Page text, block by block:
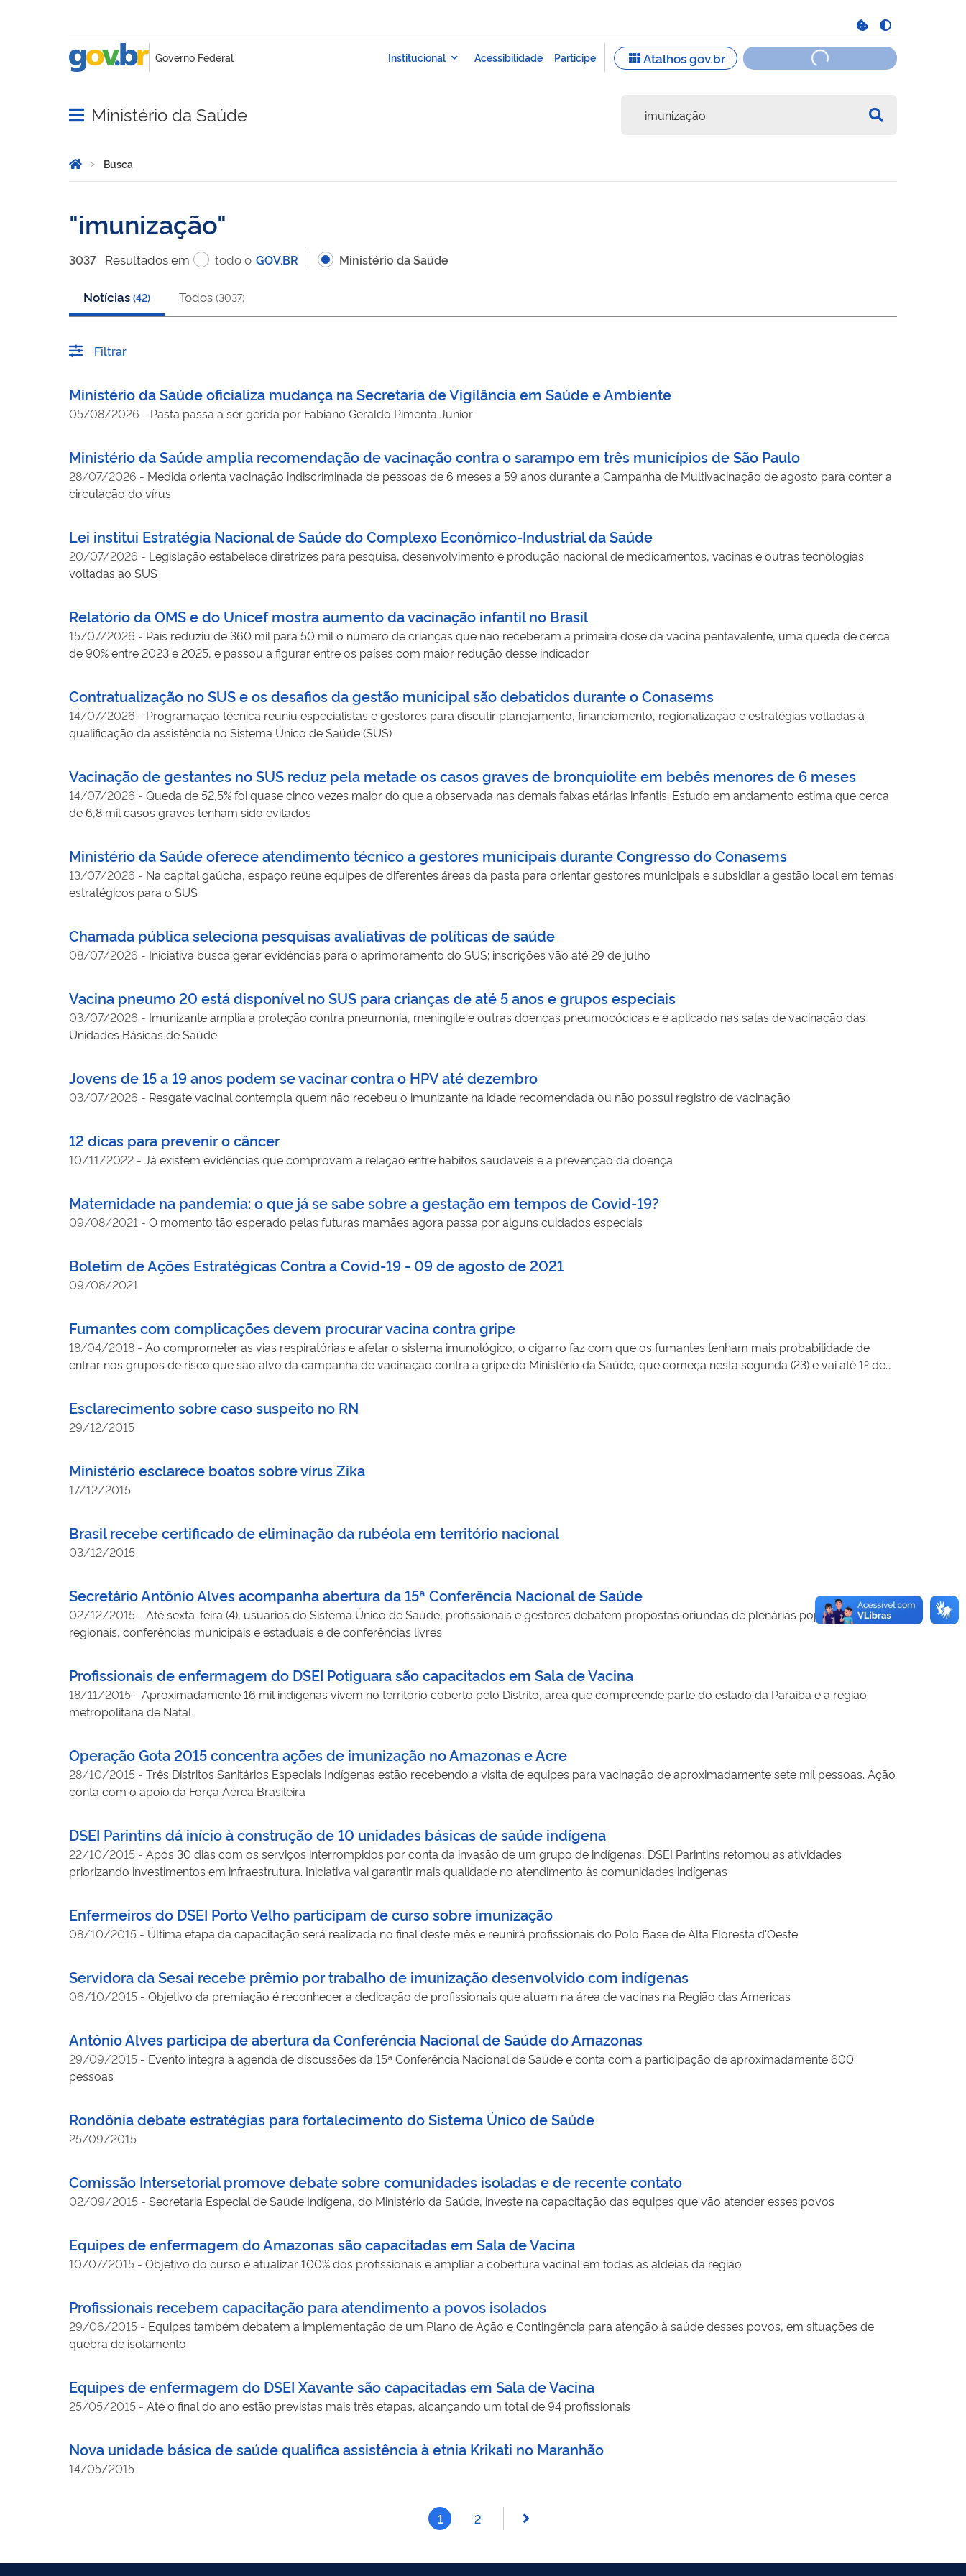
Abrir menu principal de navegação
Ministério da Saúde
Você está aqui:
Página Inicial
Busca
imunização
3037 Resultadosem todo o GOV.BR Ministério da Saúde
Notícias (42) Todos (3037)
Filtrar
Ministério da Saúde oficializa mudança na Secretaria de Vigilância em Saúde e Ambiente
05/08/2026 - Pasta passa a ser gerida por Fabiano Geraldo Pimenta Junior
Ministério da Saúde amplia recomendação de vacinação contra o sarampo em três municípios de São Paulo
28/07/2026 - Medida orienta vacinação indiscriminada de pessoas de 6 meses a 59 anos durante a Campanha de Multivacinação de agosto para conter a
circulação do vírus
Lei institui Estratégia Nacional de Saúde do Complexo Econômico-Industrial da Saúde
20/07/2026 - Legislação estabelece diretrizes para pesquisa, desenvolvimento e produção nacional de medicamentos, vacinas e outras tecnologias
voltadas ao SUS
Relatório da OMS e do Unicef mostra aumento da vacinação infantil no Brasil
15/07/2026 - País reduziu de 360 mil para 50 mil o número de crianças que não receberam a primeira dose da vacina pentavalente, uma queda de cerca
de 90% entre 2023 e 2025, e passou a figurar entre os países com maior redução desse indicador
Contratualização no SUS e os desafios da gestão municipal são debatidos durante o Conasems
14/07/2026 - Programação técnica reuniu especialistas e gestores para discutir planejamento, financiamento, regionalização e estratégias voltadas à
qualificação da assistência no Sistema Único de Saúde (SUS)
Vacinação de gestantes no SUS reduz pela metade os casos graves de bronquiolite em bebês menores de 6 meses
14/07/2026 - Queda de 52,5% foi quase cinco vezes maior do que a observada nas demais faixas etárias infantis. Estudo em andamento estima que cerca
de 6,8 mil casos graves tenham sido evitados
Ministério da Saúde oferece atendimento técnico a gestores municipais durante Congresso do Conasems
13/07/2026 - Na capital gaúcha, espaço reúne equipes de diferentes áreas da pasta para orientar gestores municipais e subsidiar a gestão local em temas
estratégicos para o SUS
Chamada pública seleciona pesquisas avaliativas de políticas de saúde
08/07/2026 - Iniciativa busca gerar evidências para o aprimoramento do SUS; inscrições vão até 29 de julho
Vacina pneumo 20 está disponível no SUS para crianças de até 5 anos e grupos especiais
03/07/2026 - Imunizante amplia a proteção contra pneumonia, meningite e outras doenças pneumocócicas e é aplicado nas salas de vacinação das
Unidades Básicas de Saúde
Jovens de 15 a 19 anos podem se vacinar contra o HPV até dezembro
03/07/2026 - Resgate vacinal contempla quem não recebeu o imunizante na idade recomendada ou não possui registro de vacinação
12 dicas para prevenir o câncer
10/11/2022 - Já existem evidências que comprovam a relação entre hábitos saudáveis e a prevenção da doença
Maternidade na pandemia: o que já se sabe sobre a gestação em tempos de Covid-19?
09/08/2021 - O momento tão esperado pelas futuras mamães agora passa por alguns cuidados especiais
Boletim de Ações Estratégicas Contra a Covid-19 - 09 de agosto de 2021
09/08/2021
Fumantes com complicações devem procurar vacina contra gripe
18/04/2018 - Ao comprometer as vias respiratórias e afetar o sistema imunológico, o cigarro faz com que os fumantes tenham mais probabilidade de
entrar nos grupos de risco que são alvo da campanha de vacinação contra a gripe do Ministério da Saúde, que começa nesta segunda (23) e vai até 1º de
Esclarecimento sobre caso suspeito no RN
29/12/2015
Ministério esclarece boatos sobre vírus Zika
17/12/2015
Brasil recebe certificado de eliminação da rubéola em território nacional
03/12/2015
Secretário Antônio Alves acompanha abertura da 15ª Conferência Nacional de Saúde
02/12/2015 - Até sexta-feira (4), usuários do Sistema Único de Saúde, profissionais e gestores debatem propostas oriundas de plenárias populares
regionais, conferências municipais e estaduais e de conferências livres
Profissionais de enfermagem do DSEI Potiguara são capacitados em Sala de Vacina
18/11/2015 - Aproximadamente 16 mil indígenas vivem no território coberto pelo Distrito, área que compreende parte do estado da Paraíba e a região
metropolitana de Natal
Operação Gota 2015 concentra ações de imunização no Amazonas e Acre
28/10/2015 - Três Distritos Sanitários Especiais Indígenas estão recebendo a visita de equipes para vacinação de aproximadamente sete mil pessoas. Ação
conta com o apoio da Força Aérea Brasileira
DSEI Parintins dá início à construção de 10 unidades básicas de saúde indígena
22/10/2015 - Após 30 dias com os serviços interrompidos por conta da invasão de um grupo de indígenas, DSEI Parintins retomou as atividades
priorizando investimentos em infraestrutura. Iniciativa vai garantir mais qualidade no atendimento às comunidades indígenas
Enfermeiros do DSEI Porto Velho participam de curso sobre imunização
08/10/2015 - Última etapa da capacitação será realizada no final deste mês e reunirá profissionais do Polo Base de Alta Floresta d'Oeste
Servidora da Sesai recebe prêmio por trabalho de imunização desenvolvido com indígenas
06/10/2015 - Objetivo da premiação é reconhecer a dedicação de profissionais que atuam na área de vacinas na Região das Américas
Antônio Alves participa de abertura da Conferência Nacional de Saúde do Amazonas
29/09/2015 - Evento integra a agenda de discussões da 15ª Conferência Nacional de Saúde e conta com a participação de aproximadamente 600
pessoas
Rondônia debate estratégias para fortalecimento do Sistema Único de Saúde
25/09/2015
Comissão Intersetorial promove debate sobre comunidades isoladas e de recente contato
02/09/2015 - Secretaria Especial de Saúde Indígena, do Ministério da Saúde, investe na capacitação das equipes que vão atender esses povos
Equipes de enfermagem do Amazonas são capacitadas em Sala de Vacina
10/07/2015 - Objetivo do curso é atualizar 100% dos profissionais e ampliar a cobertura vacinal em todas as aldeias da região
Profissionais recebem capacitação para atendimento a povos isolados
29/06/2015 - Equipes também debatem a implementação de um Plano de Ação e Contingência para atenção à saúde desses povos, em situações de
quebra de isolamento
Equipes de enfermagem do DSEI Xavante são capacitadas em Sala de Vacina
25/05/2015 - Até o final do ano estão previstas mais três etapas, alcançando um total de 94 profissionais
Nova unidade básica de saúde qualifica assistência à etnia Krikati no Maranhão
14/05/2015
1 2